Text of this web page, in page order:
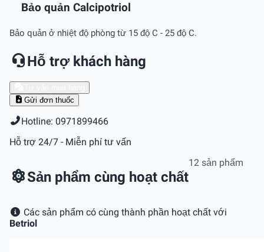
Bảo quản Calcipotriol
Bảo quản ở nhiệt độ phòng từ 15 độ C - 25 độ C.
Hỗ trợ khách hàng
Gửi đơn thuốc
Hotline: 0971899466
Hỗ trợ 24/7 - Miễn phí tư vấn
Sản phẩm cùng hoạt chất
12 sản phẩm
Các sản phẩm có cùng thành phần hoạt chất với
Betriol